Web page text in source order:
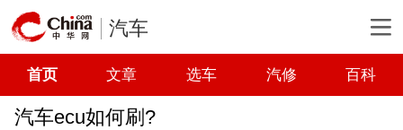
汽车
首页 文章 选车 汽修 百科
汽车ecu如何刷?